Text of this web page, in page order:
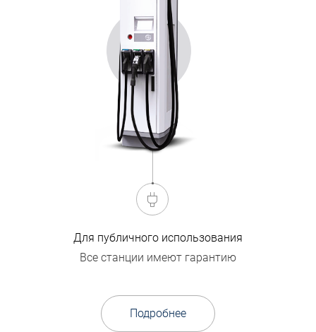
Для публичного использования
Все станции имеют гарантию
Подробнее